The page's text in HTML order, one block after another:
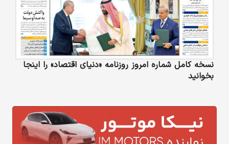
نسخه کامل شماره امروز روزنامه «دنیای‌ اقتصاد» را اینجا
بخوانید